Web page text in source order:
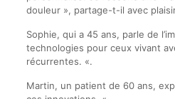
douleur », partage-t-il avec
Sophie, qui a 45 ans, parle de
technologies pour ceux vivant
récurrentes. «.
Martin, un patient de 60 ans,